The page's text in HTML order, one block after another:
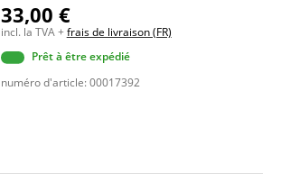
33,00 €
incl. la TVA +frais de livraison (FR)
Prêt à être expédié
numéro d'article: 00017392